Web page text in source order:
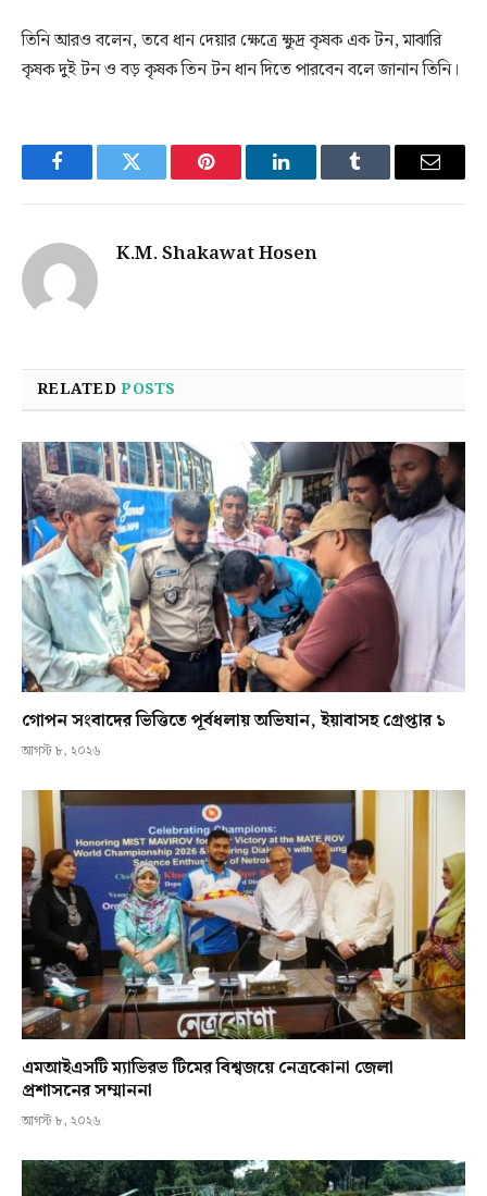
তিনি আরও বলেন, তবে ধান দেয়ার ক্ষেত্রে ক্ষুদ্র কৃষক এক টন, মাঝারি
কৃষক দুই টন ও বড় কৃষক তিন টন ধান দিতে পারবেন বলে জানান তিনি।
FacebookTwitter Pinterest LinkedInTumblr Email
K.M. Shakawat Hosen
RELATEDPOSTS
গোপন সংবাদের ভিত্তিতে পূর্বধলায় অভিযান, ইয়াবাসহ গ্রেপ্তার ১
আগস্ট ৮, ২০২৬
এমআইএসটি ম্যাভিরভ টিমের বিশ্বজয়ে নেত্রকোনা জেলা
প্রশাসনের সম্মাননা
আগস্ট ৮, ২০২৬